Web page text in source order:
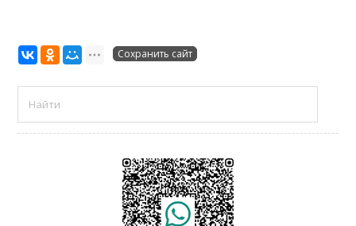
Сохранить сайт